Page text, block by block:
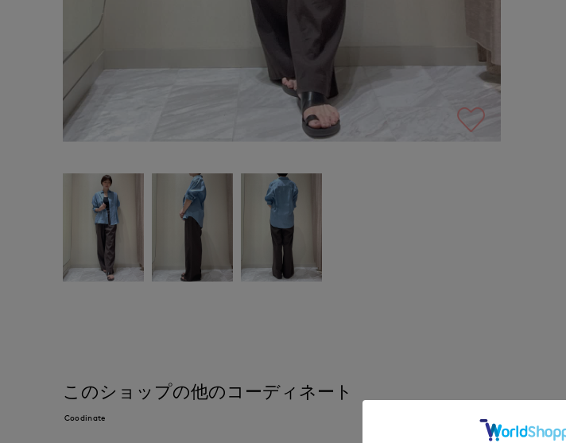
このショップの他のコーディネート
Coodinate